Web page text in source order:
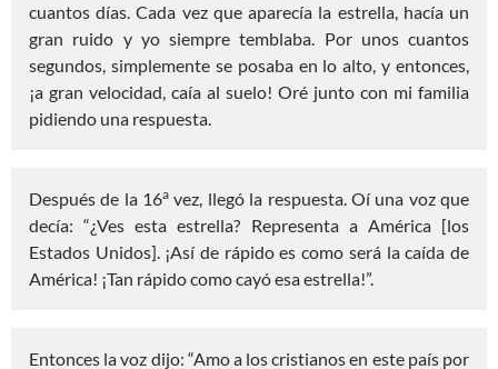
cuantos días. Cada vez que aparecía la estrella, hacía un
gran ruido y yo siempre temblaba. Por unos cuantos
segundos, simplemente se posaba en lo alto, y entonces,
¡a gran velocidad, caía al suelo! Oré junto con mi familia
pidiendo una respuesta.
Después de la 16a vez, llegó la respuesta. Oí una voz que
decía: “¿Ves esta estrella? Representa a América [los
Estados Unidos]. ¡Así de rápido es como será la caída de
América! ¡Tan rápido como cayó esa estrella!”.
Entonces la voz dijo: “Amo a los cristianos en este país por